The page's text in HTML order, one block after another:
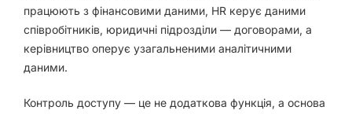
працюють з фінансовими даними, HR керує даними
співробітників, юридичні підрозділи — договорами, а
керівництво оперує узагальненими аналітичними
даними.
Контроль доступу — це не додаткова функція, а основа